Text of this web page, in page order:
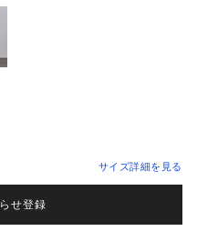
サイズ詳細を見る
せ登録